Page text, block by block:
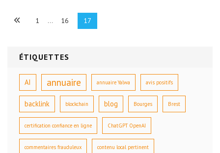
Pagination
Page
1 … Page
16 Page
17
ÉTIQUETTES
AI annuaire annuaire Yalwa avis positifs
backlink blockchain blog Bourges Brest
certification confiance en ligne ChatGPT OpenAI
commentaires frauduleux contenu local pertinent